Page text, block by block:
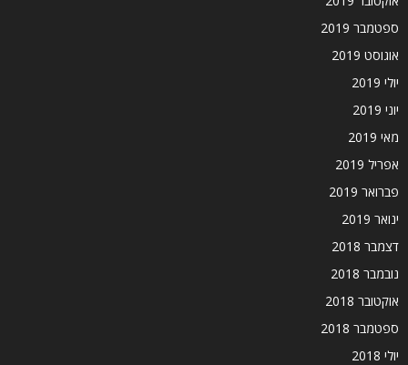
ספטמבר 2019
אוגוסט 2019
יולי 2019
יוני 2019
מאי 2019
אפריל 2019
פברואר 2019
ינואר 2019
דצמבר 2018
נובמבר 2018
אוקטובר 2018
ספטמבר 2018
יולי 2018